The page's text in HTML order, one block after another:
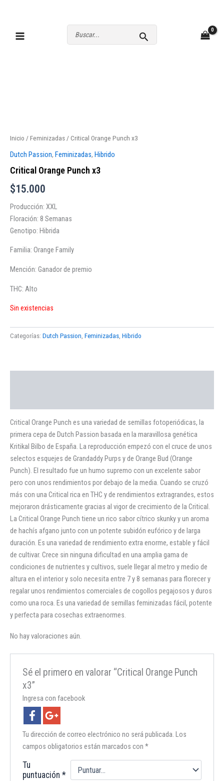
por:
Inicio / Feminizadas / Critical Orange Punch x3
Dutch Passion, Feminizadas, Hibrido
Critical Orange Punch x3
$15.000
Producción: XXL
Floración: 8 Semanas
Genotipo: Hibrida
Familia: Orange Family
Mención: Ganador de premio
THC: Alto
Sin existencias
Categorías: Dutch Passion, Feminizadas, Hibrido
Critical Orange Punch es una variedad de semillas fotoperiódicas, la
primera cepa de Dutch Passion basada en la maravillosa genética
Kritikal Bilbo de España. La reproducción empezó con el cruce de unos
selectos esquejes de Grandaddy Purps y de Orange Bud (Orange
Punch). El resultado fue un humo supremo con un excelente sabor
pero con unos rendimientos por debajo de la media. Cuando se cruzó
más con una Critical rica en THC y de rendimientos extragrandes, estos
mejoraron drásticamente gracias al vigor de crecimiento de la Critical.
La Critical Orange Punch tiene un rico sabor cítrico skunky y un aroma
de hachís afgano junto con un potente subidón eufórico y de larga
duración. Es una variedad de rendimiento extra enorme, estable y fácil
de cultivar. Crece sin ninguna dificultad en una amplia gama de
condiciones de nutrientes y cultivos, suele llegar al metro y medio de
altura en el interior y solo necesita entre 7 y 8 semanas para florecer y
regalar unos rendimientos comerciales de cogollos pegajosos y duros
como una roca. Es una variedad de semillas feminizadas fácil, potente
y perfecta para cosechas extraenormes.
No hay valoraciones aún.
Sé el primero en valorar “Critical Orange Punch
x3”
Ingresa con facebook
Tu dirección de correo electrónico no será publicada. Los
campos obligatorios están marcados con*
Tu
puntuación*